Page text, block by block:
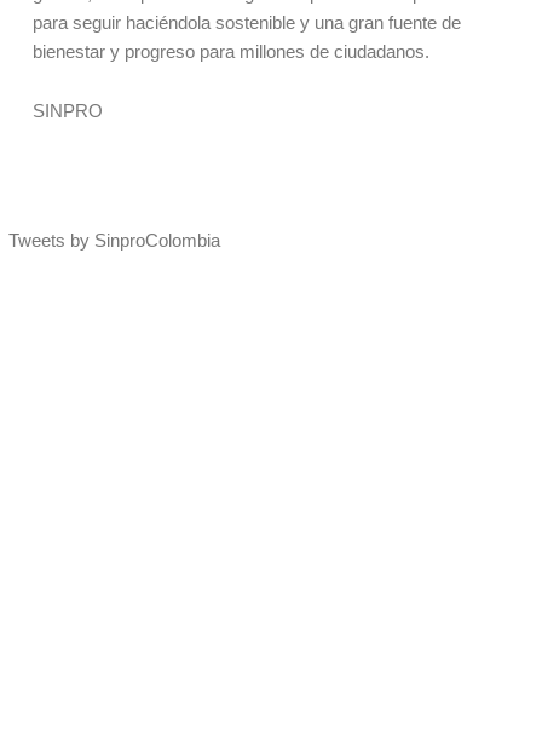
para seguir haciéndola sostenible y una gran fuente de
bienestar y progreso para millones de ciudadanos.
SINPRO
Tweets by SinproColombia